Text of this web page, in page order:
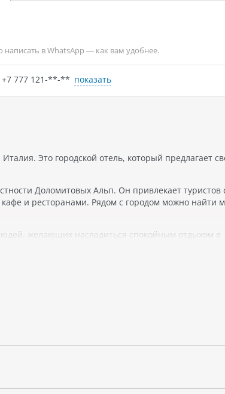
в WhatsApp — как вам удобнее.
+7 777 121-**-** показать
Это городской отель, который предлагает
Доломитовых Альп. Он привлекает туристов
и ресторанами. Рядом с городом можно найти
желающих насладиться спокойным отдыхом в